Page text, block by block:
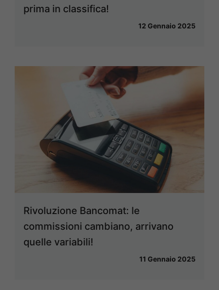
prima in classifica!
12 Gennaio 2025
Rivoluzione Bancomat: le
commissioni cambiano, arrivano
quelle variabili!
11 Gennaio 2025